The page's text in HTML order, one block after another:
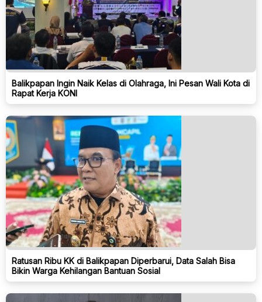
Balikpapan Ingin Naik Kelas di Olahraga, Ini Pesan Wali Kota di
Rapat Kerja KONI
Ratusan Ribu KK di Balikpapan Diperbarui, Data Salah Bisa
Bikin Warga Kehilangan Bantuan Sosial